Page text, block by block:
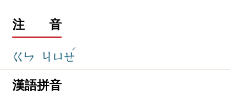
注 音
ㄍㄣ ㄐㄩㄝ
ˊ
漢語拼音